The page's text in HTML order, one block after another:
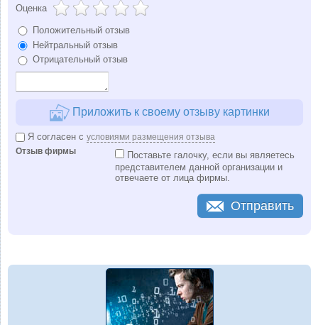
Оценка
Положительный отзыв
Нейтральный отзыв
Отрицательный отзыв
Приложить к своему отзыву картинки
Я согласен с условиями размещения отзыва
Отзыв фирмы
Поставьте галочку, если вы являетесь
представителем данной организации и
отвечаете от лица фирмы.
Отправить